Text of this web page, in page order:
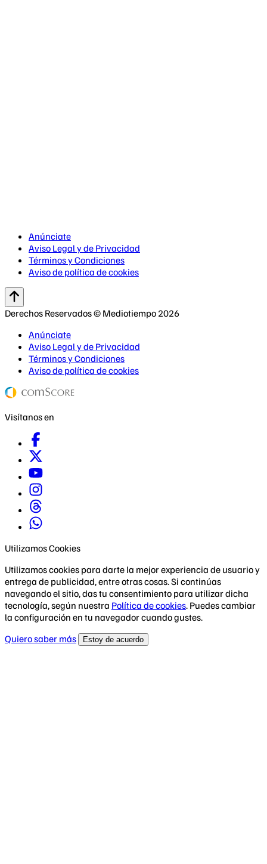
Anúnciate
Aviso Legal y de Privacidad
Términos y Condiciones
Aviso de política de cookies
Derechos Reservados © Mediotiempo 2026
Anúnciate
Aviso Legal y de Privacidad
Términos y Condiciones
Aviso de política de cookies
Visítanos en
Utilizamos Cookies
Utilizamos cookies para darte la mejor experiencia de usuario y
entrega de publicidad, entre otras cosas. Si continúas
navegando el sitio, das tu consentimiento para utilizar dicha
tecnología, según nuestra Política de cookies. Puedes cambiar
la configuración en tu navegador cuando gustes.
Quiero saber más
Estoy de acuerdo